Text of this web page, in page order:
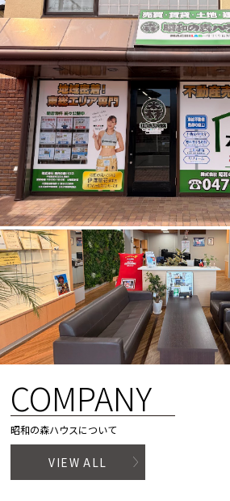
COMPANY
昭和の森ハウスについて
VIEW ALL